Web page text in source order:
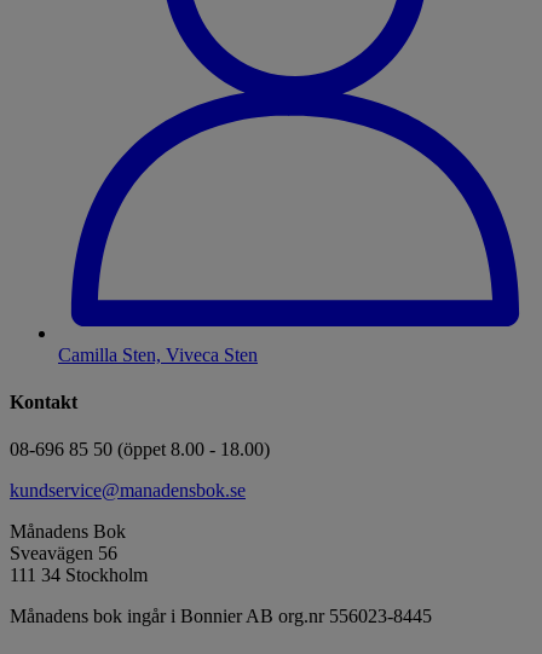
Camilla Sten, Viveca Sten
Kontakt
08-696 85 50 (öppet 8.00 - 18.00)
kundservice@manadensbok.se
Månadens Bok
Sveavägen 56
111 34 Stockholm
Månadens bok ingår i Bonnier AB org.nr 556023-8445